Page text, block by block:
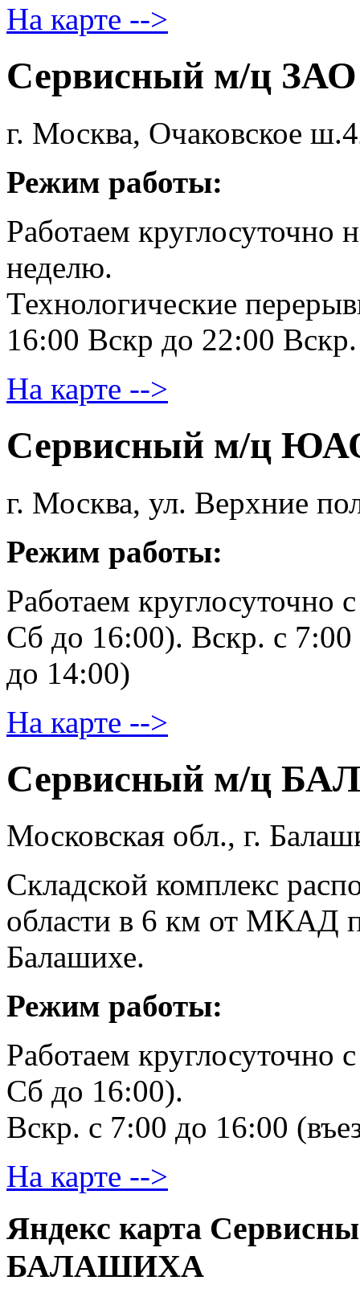
На карте -->
Сервисный м/ц ЗАО
г. Москва, Очаковское
Режим работы:
Работаем круглосуточно
неделю.
Технологические
16:00 Вскр до 22:00 Вскр.
На карте -->
Сервисный м/ц
г. Москва, ул. Верхние
Режим работы:
Работаем круглосуточно
Сб до 16:00). Вскр. с 7:00
до 14:00)
На карте -->
Сервисный м/ц
Московская обл., г.
Складской комплекс
области в 6 км от МКАД
Балашихе.
Режим работы:
Работаем круглосуточно
Сб до 16:00).
Вскр. с 7:00 до 16:00
На карте -->
Яндекс карта
БАЛАШИХА